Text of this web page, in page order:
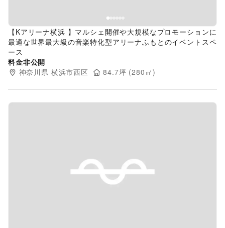
【Kアリーナ横浜 】マルシェ開催や大規模なプロモーションに
最適な世界最大級の音楽特化型アリーナふもとのイベントスペ
ース
料金非公開
神奈川県 横浜市西区 84.7坪 (280 ㎡)
Previous slide